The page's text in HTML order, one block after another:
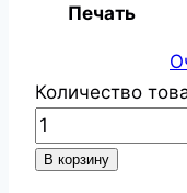
Печать
Количество
В корзину